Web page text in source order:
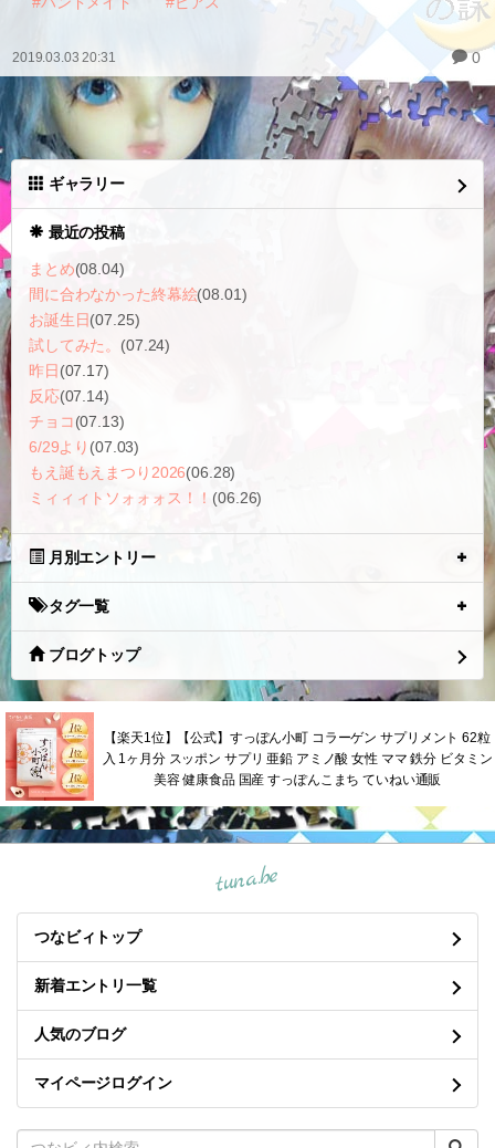
2019.03.03 20:31 0
ギャラリー
最近の投稿
まとめ(08.04)
間に合わなかった終幕絵(08.01)
お誕生日(07.25)
試してみた。 (07.24)
昨日 (07.17)
反応(07.14)
チョコ(07.13)
6/29より (07.03)
もえ誕もえまつり2026(06.28)
ミィィィトソォォォス！！ (06.26)
月別エントリー
タグ一覧
ブログトップ
【楽天1位】【公式】すっぽん小町 コラーゲン サプリメント 62粒
入 1ヶ月分 スッポン サプリ 亜鉛 アミノ酸 女性 ママ 鉄分 ビタミン
美容 健康食品 国産 すっぽんこまち ていねい通販
tuna.be
つなビィトップ
新着エントリ一覧
人気のブログ
マイページログイン